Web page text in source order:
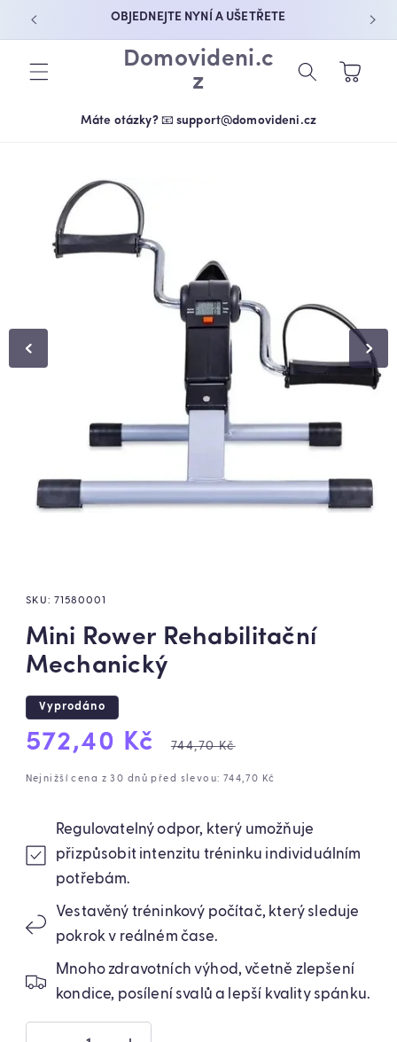
PŘEJÍT K
OBJEDNEJTE NYNÍ A UŠETŘETE
Domovideni.c
z
Košík
Máte otázky? 📧 support@domovideni.cz
PRODUKTU
SKU:71580001
Mini Rower Rehabilitační
Mechanický
Vyprodáno
Výprodejová
cena
572,40 Kč
Běžná
cena
744,70 Kč
Nejnižší cena z 30 dnů před slevou: 744,70 Kč
Regulovatelný odpor, který umožňuje
přizpůsobit intenzitu tréninku individuálním
potřebám.
Vestavěný tréninkový počítač, který sleduje
pokrok v reálném čase.
Mnoho zdravotních výhod, včetně zlepšení
kondice, posílení svalů a lepší kvality spánku.